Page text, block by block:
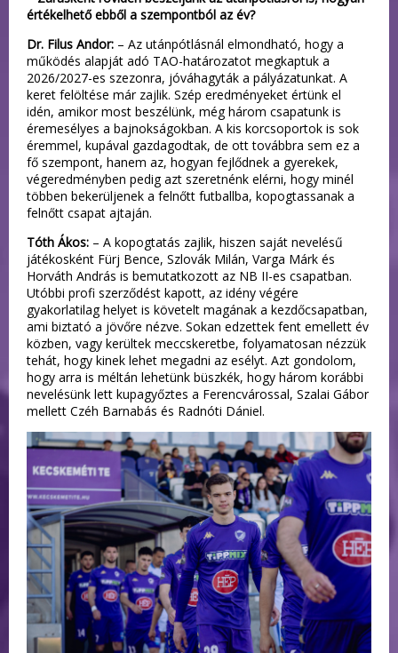
értékelhető ebből a szempontból az év?
Dr. Filus Andor: – Az utánpótlásnál elmondható, hogy a
működés alapját adó TAO-határozatot megkaptuk a
2026/2027-es szezonra, jóváhagyták a pályázatunkat. A
keret felöltése már zajlik. Szép eredményeket értünk el
idén, amikor most beszélünk, még három csapatunk is
éremesélyes a bajnokságokban. A kis korcsoportok is sok
éremmel, kupával gazdagodtak, de ott továbbra sem ez a
fő szempont, hanem az, hogyan fejlődnek a gyerekek,
végeredményben pedig azt szeretnénk elérni, hogy minél
többen bekerüljenek a felnőtt futballba, kopogtassanak a
felnőtt csapat ajtaján.
Tóth Ákos: – A kopogtatás zajlik, hiszen saját nevelésű
játékosként Fürj Bence, Szlovák Milán, Varga Márk és
Horváth András is bemutatkozott az NB II-es csapatban.
Utóbbi profi szerződést kapott, az idény végére
gyakorlatilag helyet is követelt magának a kezdőcsapatban,
ami biztató a jövőre nézve. Sokan edzettek fent emellett év
közben, vagy kerültek meccskeretbe, folyamatosan nézzük
tehát, hogy kinek lehet megadni az esélyt. Azt gondolom,
hogy arra is méltán lehetünk büszkék, hogy három korábbi
nevelésünk lett kupagyőztes a Ferencvárossal, Szalai Gábor
mellett Czéh Barnabás és Radnóti Dániel.